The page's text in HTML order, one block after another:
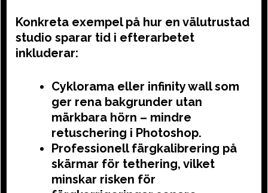
Konkreta exempel på hur en välutrustad
studio sparar tid i efterarbetet
inkluderar:
Cyklorama eller infinity wall som
ger rena bakgrunder utan
märkbara hörn – mindre
retuschering i Photoshop.
Professionell färgkalibrering på
skärmar för tethering, vilket
minskar risken för